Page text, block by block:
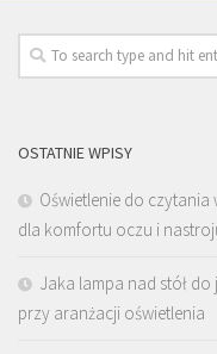
OSTATNIE WPISY
Oświetlenie do
dla komfortu oczu i
Jaka lampa nad stół
przy aranżacji oświetlenia